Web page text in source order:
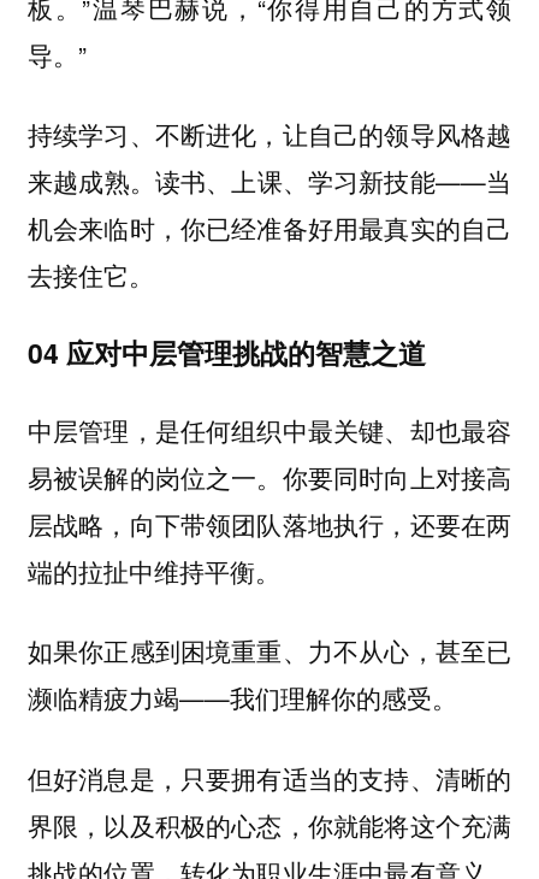
导。”
持续学习、不断进化，让自己的领导风格越
来越成熟。读书、上课、学习新技能——当
机会来临时，你已经准备好用最真实的自己
去接住它。
04 应对中层管理挑战的智慧之道
中层管理，是任何组织中最关键、却也最容
易被误解的岗位之一。 你要同时向上对接高
层战略，向下带领团队落地执行，还要在两
端的拉扯中维持平衡。
如果你正感到困境重重、力不从心，甚至已
濒临精疲力竭——我们理解你的感受。
但好消息是，只要拥有适当的支持、清晰的
界限，以及积极的心态，你就能将这个充满
挑战的位置，转化为职业生涯中最有意义、